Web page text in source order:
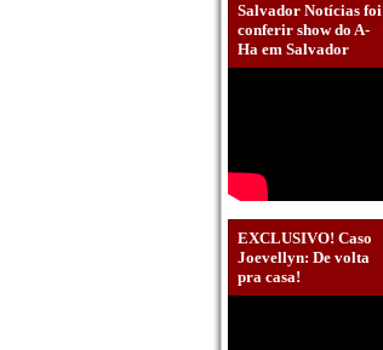
Salvador Notícias foi
conferir show do A-
Ha em Salvador
EXCLUSIVO! Caso
Joevellyn: De volta
pra casa!